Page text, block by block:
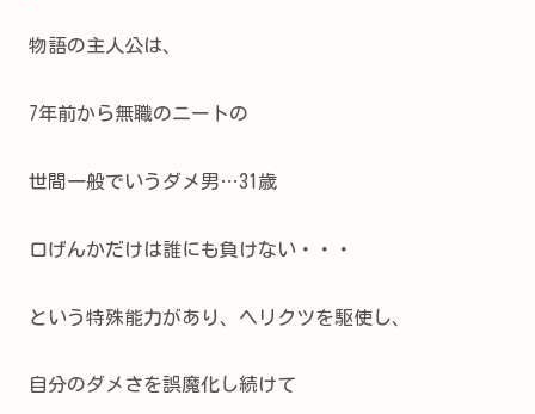
物語の主人公は、
7年前から無職のニートの
世間一般でいう ダメ男…31歳
口げんかだけは誰にも負けない・・・
という特殊能力があり、ヘリクツを駆使し、
自分のダメさを誤魔化し続けて